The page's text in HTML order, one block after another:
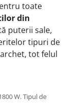
toate
din
puterii sale,
tipuri de
tot felul